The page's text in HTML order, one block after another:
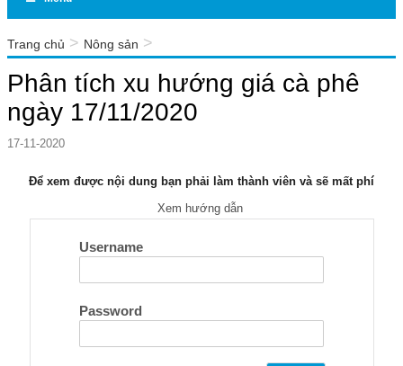
Trang chủ > Nông sản >
Phân tích xu hướng giá cà phê
ngày 17/11/2020
17-11-2020
Để xem được nội dung bạn phải làm thành viên và sẽ mất phí
Xem hướng dẫn
Username
Password